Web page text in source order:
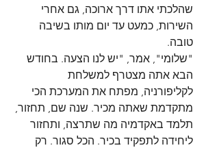
שהלכתי אתו דרך ארוכה, גם אחרי
השירות, כמעט עד יום מותו בשיבה
טובה.
"שלומי", אמר, "יש לנו הצעה. בחודש
הבא אתה מצטרף למשלחת
לקליפורניה, מפתח את המערכת הכי
מתקדמת שאתה מכיר. שנה שם, תחזור,
תלמד באקדמיה מה שתרצה, ותחזור
ליחידה לתפקיד בכיר. הכל סגור. רק